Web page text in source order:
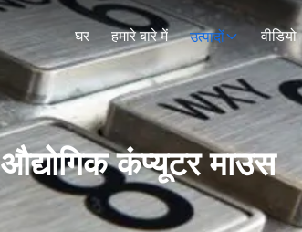
घर हमारे बारे में उत्पादों वीडियो
औद्योगिक कंप्यूटर माउस